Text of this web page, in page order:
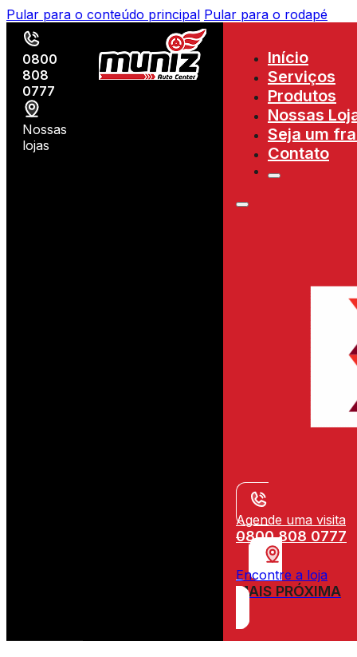
Pular para o conteúdo principal Pular para o rodapé
0800
808
0777
Nossas
lojas
Início
Serviços
Produtos
Nossas
Seja um
Contato
Agende uma visita
0800 808 0777
Encontre a loja
MAIS PRÓXIMA